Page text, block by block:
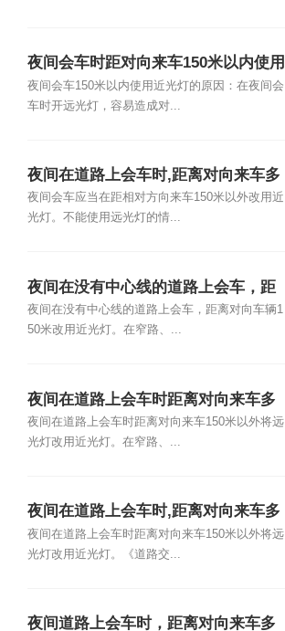
夜间会车时距对向来车150米以内使用
近光灯原因
夜间会车150米以内使用近光灯的原因：在夜间会
车时开远光灯，容易造成对...
夜间在道路上会车时,距离对向来车多
远将远光灯改用近光灯?
夜间会车应当在距相对方向来车150米以外改用近
光灯。不能使用远光灯的情...
夜间在没有中心线的道路上会车，距
离对向车辆多少米改用近光灯？
夜间在没有中心线的道路上会车，距离对向车辆1
50米改用近光灯。在窄路、...
夜间在道路上会车时距离对向来车多
远将远光灯改用近光灯?
夜间在道路上会车时距离对向来车150米以外将远
光灯改用近光灯。在窄路、...
夜间在道路上会车时,距离对向来车多
远将远光改为近光灯？
夜间在道路上会车时距离对向来车150米以外将远
光灯改用近光灯。《道路交...
夜间道路上会车时，距离对向来车多